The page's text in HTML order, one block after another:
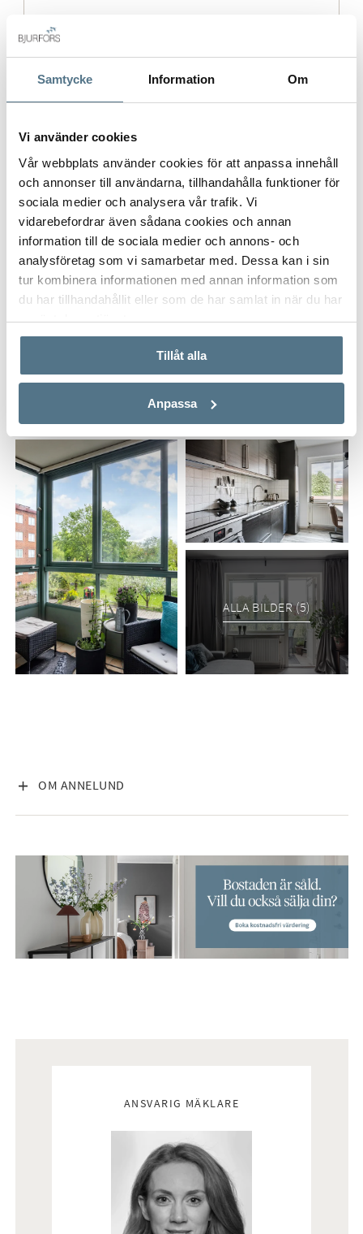
Samtycke Information Om
Vi använder cookies
Vår webbplats använder cookies för att anpassa innehåll
och annonser till användarna, tillhandahålla funktioner för
sociala medier och analysera vår trafik. Vi
vidarebefordrar även sådana cookies och annan
information till de sociala medier och annons- och
analysföretag som vi samarbetar med. Dessa kan i sin
tur kombinera informationen med annan information som
du har tillhandahållit eller som de har samlat in när du har
använt deras tjänster.
Tillåt alla
Anpassa
Postnummer *
Ange ditt postnummer (5 siffror utan mellanslag)
ALLA BILDER (5)
OM ANNELUND
VISA INNEHÅLL
ANSVARIG MÄKLARE